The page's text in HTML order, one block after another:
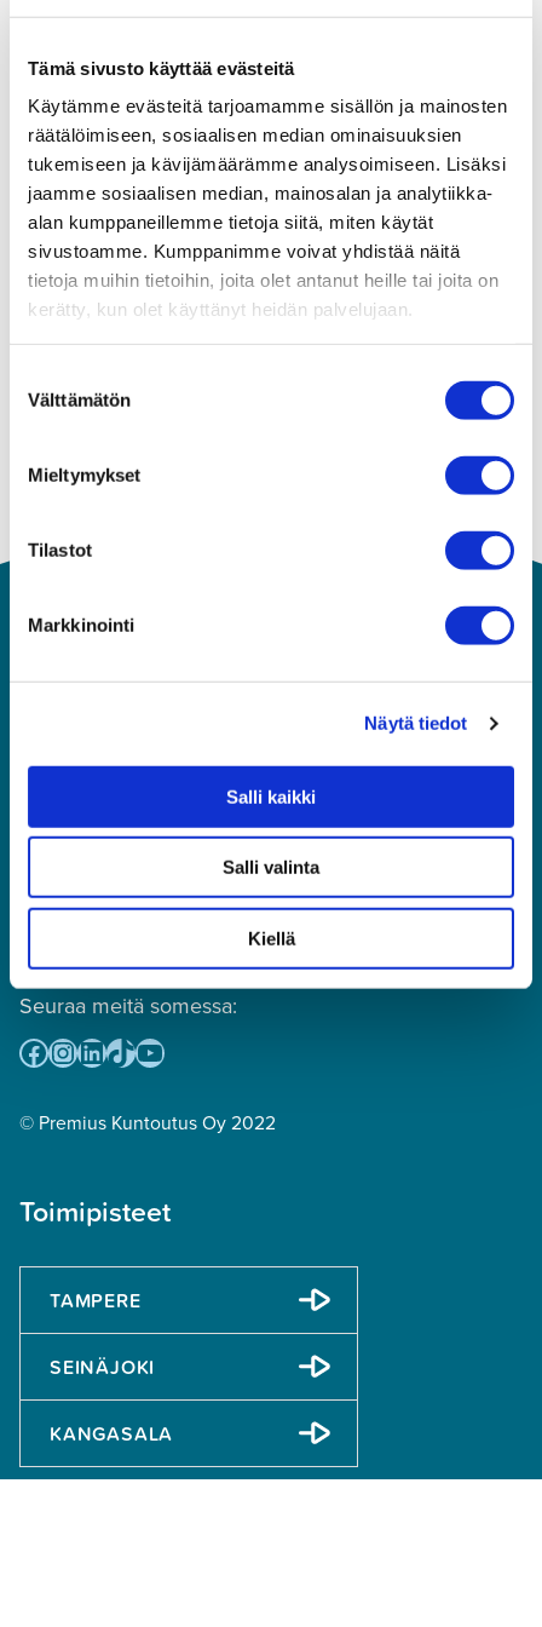
Tämä sivusto käyttää evästeitä
Käytämme evästeitä tarjoamamme sisällön ja mainosten
räätälöimiseen, sosiaalisen median ominaisuuksien
tukemiseen ja kävijämäärämme analysoimiseen. Lisäksi
jaamme sosiaalisen median, mainosalan ja analytiikka-
alan kumppaneillemme tietoja siitä, miten käytät
sivustoamme. Kumppanimme voivat yhdistää näitä
tietoja muihin tietoihin, joita olet antanut heille tai joita on
kerätty, kun olet käyttänyt heidän palvelujaan.
valinta
Välttämätön
Mieltymykset
Tilastot
Markkinointi
Näytä tiedot
Salli kaikki
Salli valinta
Kiellä
Asiakaspalvelu
(puhelun hinta: mpm tai pvm,
numeroon ei voi lähettää tekstiviestejä)
toimisto@premius.fi
Osto- ja myyntireskontra:laskutus@premius.fi
Seuraa meitä somessa:
Facebook
Instagram
LinkedIn
TikTok
YouTube
© Premius Kuntoutus Oy 2022
Toimipisteet
TAMPERE
SEINÄJOKI
KANGASALA